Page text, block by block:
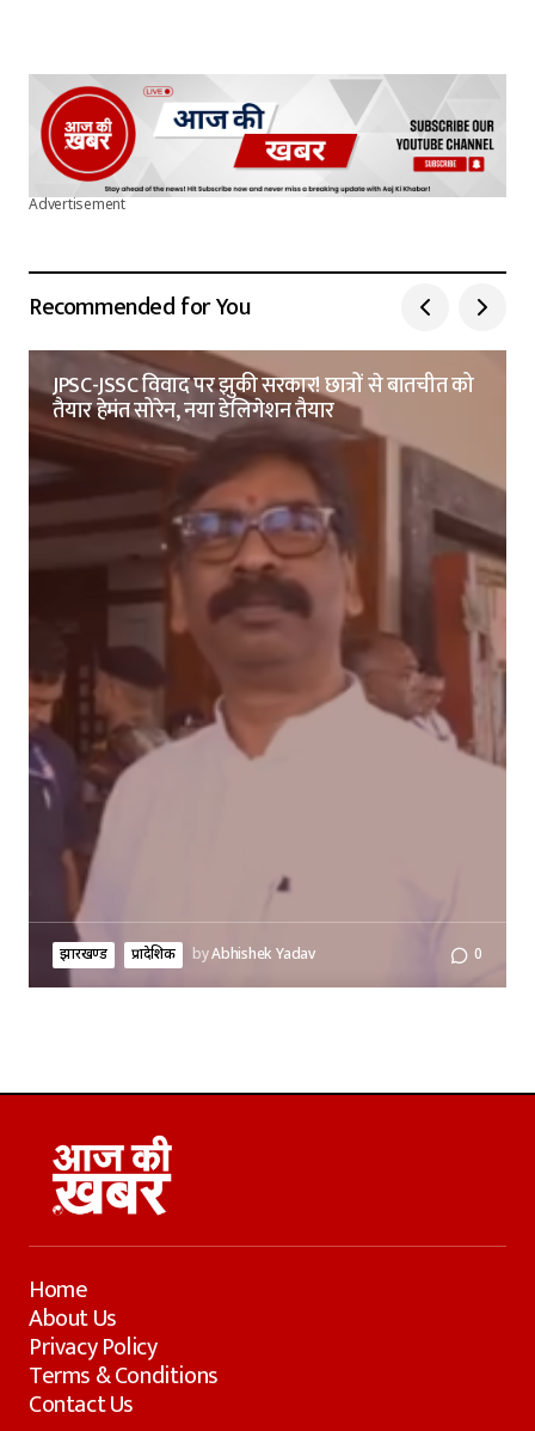
Advertisement
Recommended for You
JPSC-JSSC विवाद पर झुकी सरकार! छात्रों से बातचीत को
तैयार हेमंत सोरेन, नया डेलिगेशन तैयार
झारखण्ड प्रादेशिक byAbhishek Yadav 0
Home
About Us
Privacy Policy
Terms & Conditions
Contact Us